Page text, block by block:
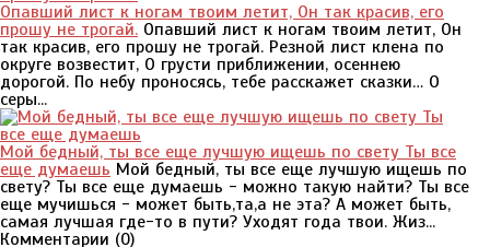
Опавший лист к ногам твоим летит, Он так красив, его
прошу не трогай. Опавший лист к ногам твоим летит, Он
так красив, его прошу не трогай. Резной лист клена по
округе возвестит, О грусти приближении, осеннею
дорогой. По небу проносясь, тебе расскажет сказки… О
серы...
Мой бедный, ты все еще лучшую ищешь по свету Ты все
еще думаешь Мой бедный, ты все еще лучшую ищешь по
свету? Ты все еще думаешь - можно такую найти? Ты все
еще мучишься - может быть,та,а не эта? А может быть,
самая лучшая где-то в пути? Уходят года твои. Жиз...
Комментарии (0)